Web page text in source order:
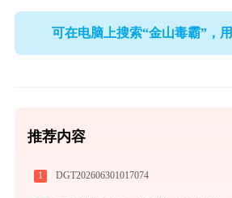
可在电脑上搜索“金山毒霸”，
推荐内容
1 DGT202606301017074